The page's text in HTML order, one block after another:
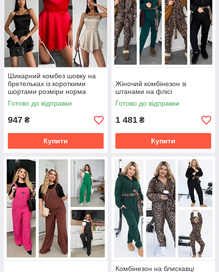
Шикарний комбез шовку на
бретельках із короткими
шортами розміри норма
Готово до відправки
947 ₴
Купити
Жіночий комбінезон зі
штанами на флісі
Готово до відправки
1 481 ₴
Купити
Комбінезон на блискавці